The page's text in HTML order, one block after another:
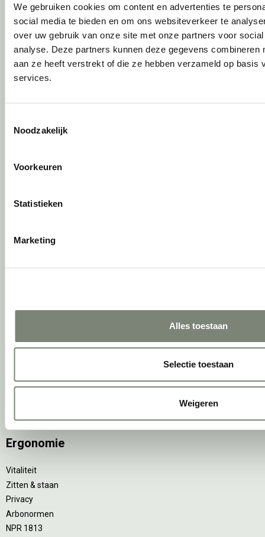
We gebruiken cookies om content en advertenties te
social media te bieden en om ons websiteverkeer te
over uw gebruik van onze site met onze partners voor
analyse. Deze partners kunnen deze gegevens combineren
aan ze heeft verstrekt of die ze hebben verzameld op basis
services.
Noodzakelijk
Voorkeuren
Statistieken
Marketing
Alles toestaan
Selectie toestaan
Weigeren
Onderhoudsadvies
Levensduurverlengend onderhoud
Specialistische reiniging
Refurbishment
Interne verhuizing
Circulair inrichten
Wat is circulair inrichten?
Tweede Leven Lijst
Tarkett Restart ®
DPI Services
Individueel werken
(Video)bellen
Ergonomie
Vitaliteit
Zitten & staan
Privacy
Arbonormen
NPR 1813